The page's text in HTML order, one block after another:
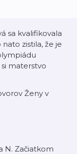
sa kvalifikovala
zistila, že je
si materstvo
Ženy v
N. Začiatkom